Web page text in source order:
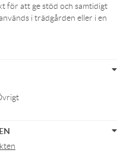
för att ge stöd och samtidigt
i trädgården eller i en